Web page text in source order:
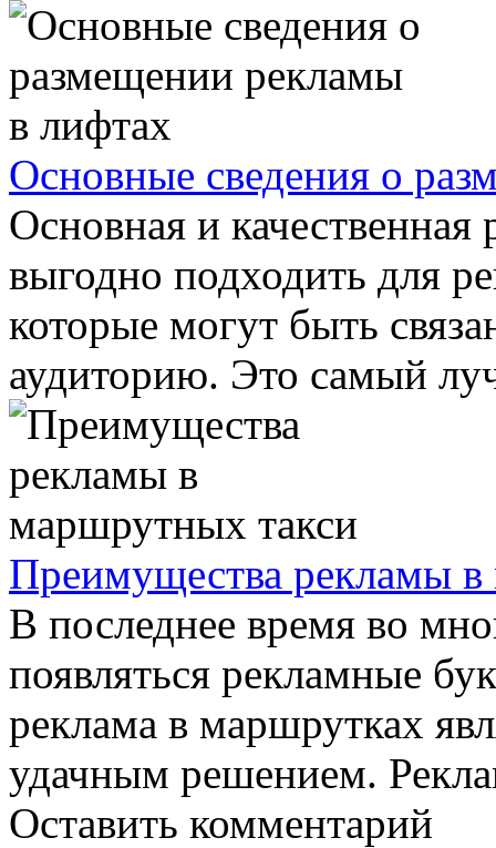
Основные сведения о
Основная и
выгодно подходить для
которые могут быть
аудиторию. Это самый
Преимущества рекламы
В последнее время во
появляться рекламные
реклама в маршрутках
удачным решением.
Оставить комментарий